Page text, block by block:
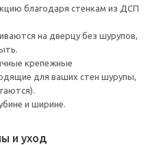
благодаря стенкам из ДСП
на дверцу без шурупов,
крепежные
для ваших стен шурупы,
и ширине.
и уход